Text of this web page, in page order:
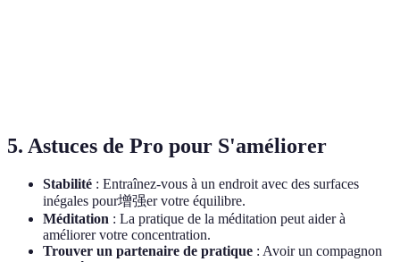
5. Astuces de Pro pour S'améliorer
Stabilité : Entraînez-vous à un endroit avec des surfaces
inégales pour增强er votre équilibre.
Méditation : La pratique de la méditation peut aider à
améliorer votre concentration.
Trouver un partenaire de pratique : Avoir un compagnon